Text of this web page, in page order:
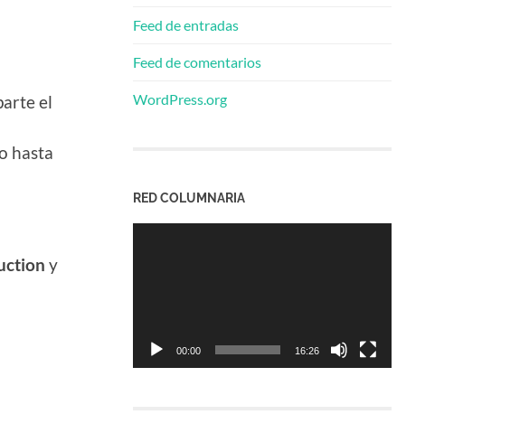
el
hasta
y
Feed de entradas
Feed de comentarios
WordPress.org
RED COLUMNARIA
00:00 16:26